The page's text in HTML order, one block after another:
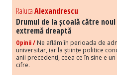
RalucaAlexandrescu
Drumul de la școală către
extremă dreaptă
Opinii / Ne aflăm în perioada de
universitar, iar la științe politice
anii precedenți, ceea ce în sine e
cifre.